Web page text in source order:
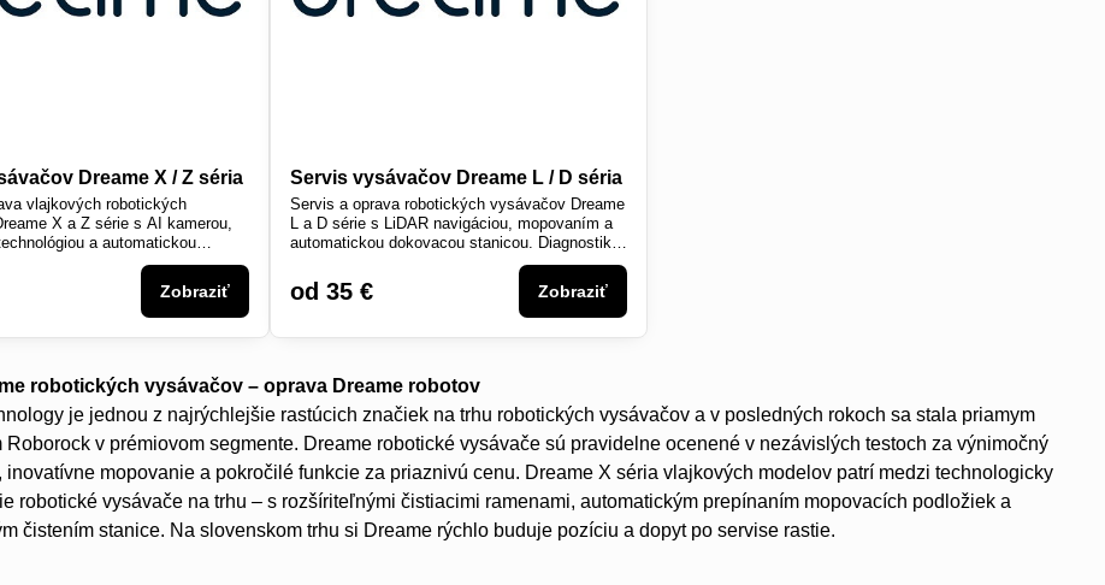
Dreame X / Z séria
vlajkových robotických
X a Z série s AI kamerou,
a automatickou
Oprava na pobočke alebo
Zobraziť
Servis vysávačov Dreame L / D séria
Servis a oprava robotických vysávačov Dreame
L a D série s LiDAR navigáciou, mopovaním a
automatickou dokovacou stanicou. Diagnostika
a oprava na pobočke alebo cez kuriéra.
od 35 € Zobraziť
robotických vysávačov – oprava Dreame robotov
je jednou z najrýchlejšie rastúcich značiek na trhu robotických vysávačov a v posledných rokoch sa stala priamym
Roborock v prémiovom segmente. Dreame robotické vysávače sú pravidelne ocenené v nezávislých testoch za výnimočný
inovatívne mopovanie a pokročilé funkcie za priaznivú cenu. Dreame X séria vlajkových modelov patrí medzi technologicky
robotické vysávače na trhu – s rozšíriteľnými čistiacimi ramenami, automatickým prepínaním mopovacích podložiek a
čistením stanice. Na slovenskom trhu si Dreame rýchlo buduje pozíciu a dopyt po servise rastie.